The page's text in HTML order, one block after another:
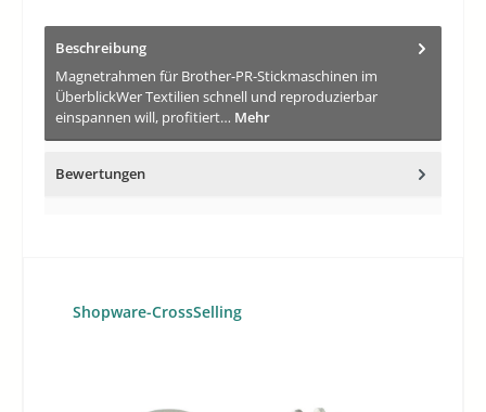
Beschreibung
Magnetrahmen für Brother-PR-Stickmaschinen im
ÜberblickWer Textilien schnell und reproduzierbar
einspannen will, profitiert… Mehr
Bewertungen
Produktgalerie überspringen
Shopware-CrossSelling